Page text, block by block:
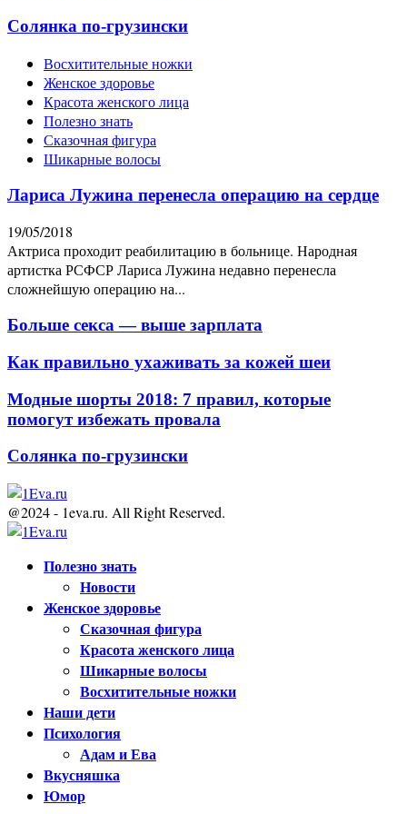
Солянка по-грузински
Восхитительные ножки
Женское здоровье
Красота женского лица
Полезно знать
Сказочная фигура
Шикарные волосы
Лариса Лужина перенесла операцию на сердце
19/05/2018
Актриса проходит реабилитацию в больнице. Народная
артистка РСФСР Лариса Лужина недавно перенесла
сложнейшую операцию на...
Больше секса — выше зарплата
Как правильно ухаживать за кожей шеи
Модные шорты 2018: 7 правил, которые
помогут избежать провала
Солянка по-грузински
@2024 - 1eva.ru. All Right Reserved.
Полезно знать
Новости
Женское здоровье
Сказочная фигура
Красота женского лица
Шикарные волосы
Восхитительные ножки
Наши дети
Психология
Адам и Ева
Вкусняшка
Юмор